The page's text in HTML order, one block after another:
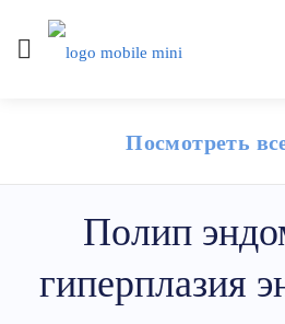
Посмотреть
Полип
гиперплазия